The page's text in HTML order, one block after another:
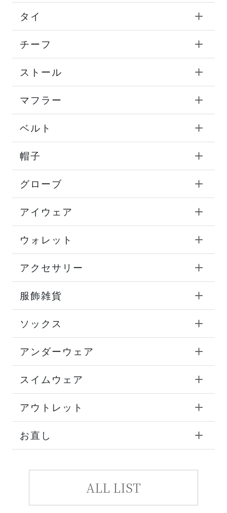
タイ
チーフ
ストール
マフラー
ベルト
帽子
グローブ
アイウェア
ウォレット
アクセサリー
服飾雑貨
ソックス
アンダーウェア
スイムウェア
アウトレット
お直し
ALL LIST